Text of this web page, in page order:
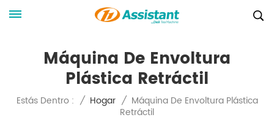
Máquina De Envoltura
Plástica Retráctil
Estás Dentro : / Hogar / Máquina De Envoltura Plástica
Retráctil